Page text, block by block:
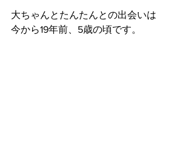
大ちゃんとたんたんとの出会いは
今から19年前、5歳の頃です。